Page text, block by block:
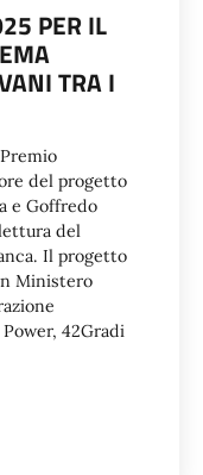
PER IL
TRA I
del progetto
e Goffredo
del
Il progetto
Ministero
42Gradi